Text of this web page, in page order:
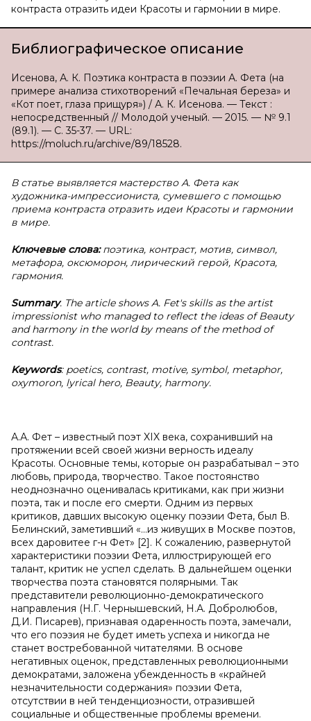
контраста отразить идеи Красоты и гармонии в мире.
Библиографическое описание
Исенова, А. К. Поэтика контраста в поэзии А. Фета (на
примере анализа стихотворений «Печальная береза» и
«Кот поет, глаза прищуря») / А. К. Исенова. — Текст :
непосредственный // Молодой ученый. — 2015. — № 9.1
(89.1). — С. 35-37. — URL:
https://moluch.ru/archive/89/18528.
В статье выявляется мастерство А. Фета как
художника-импрессиониста, сумевшего с помощью
приема контраста отразить идеи Красоты и гармонии
в мире.
Ключевые слова: поэтика, контраст, мотив, символ,
метафора, оксюморон, лирический герой, Красота,
гармония.
Summary. The article shows A. Fet's skills as the artist
impressionist who managed to reflect the ideas of Beauty
and harmony in the world by means of the method of
contrast.
Keywords: poetics, contrast, motive, symbol, metaphor,
oxymoron, lyrical hero, Beauty, harmony.
А.А. Фет – известный поэт XIX века, сохранивший на
протяжении всей своей жизни верность идеалу
Красоты. Основные темы, которые он разрабатывал – это
любовь, природа, творчество. Такое постоянство
неоднозначно оценивалась критиками, как при жизни
поэта, так и после его смерти. Одним из первых
критиков, давших высокую оценку поэзии Фета, был В.
Белинский, заметивший «…из живущих в Москве поэтов,
всех даровитее г-н Фет» [2]. К сожалению, развернутой
характеристики поэзии Фета, иллюстрирующей его
талант, критик не успел сделать. В дальнейшем оценки
творчества поэта становятся полярными. Так
представители революционно-демократического
направления (Н.Г. Чернышевский, Н.А. Добролюбов,
Д.И. Писарев), признавая одаренность поэта, замечали,
что его поэзия не будет иметь успеха и никогда не
станет востребованной читателями. В основе
негативных оценок, представленных революционными
демократами, заложена убежденность в «крайней
незначительности содержания» поэзии Фета,
отсутствии в ней тенденциозности, отразившей
социальные и общественные проблемы времени.